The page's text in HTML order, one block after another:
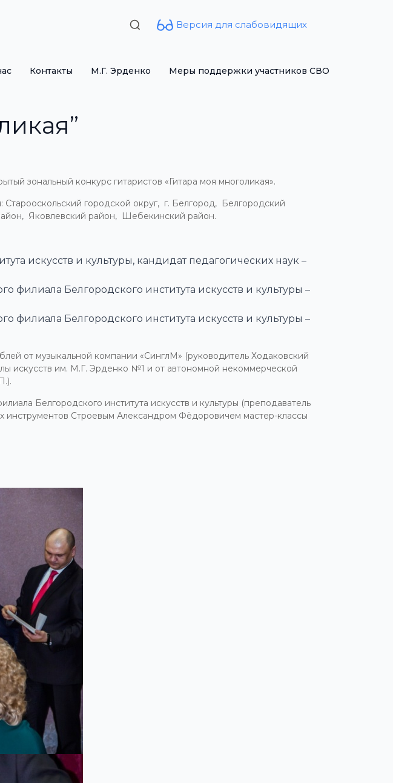
Версия для слабовидящих
Контакты М.Г. Эрденко Меры поддержки участников СВО
конкурс гитаристов «Гитара моя многоликая».
городской округ, г. Белгород, Белгородский
Яковлевский район, Шебекинский район.
искусств и культуры, кандидат педагогических наук –
филиала Белгородского института искусств и культуры –
филиала Белгородского института искусств и культуры –
от музыкальной компании «СинглМ» (руководитель Ходаковский
искусств им. М.Г. Эрденко №1 и от автономной некоммерческой
Белгородского института искусств и культуры (преподаватель
Строевым Александром Фёдоровичем мастер-классы